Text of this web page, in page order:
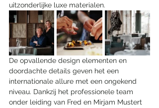
uitzonderlijke luxe materialen.
De opvallende design elementen en
doordachte details geven het een
internationale allure met een ongekend
niveau. Dankzij het professionele team
onder leiding van Fred en Mirjam Mustert